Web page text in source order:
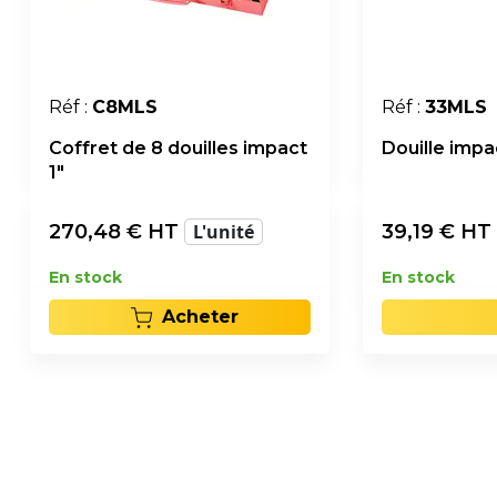
Réf : C8MLS
Coffret de 8 douilles impact
1"
270,48 € HT L'unité
En stock
Acheter
Réf : 33MLS
Douille
39,19 € HT
En stock